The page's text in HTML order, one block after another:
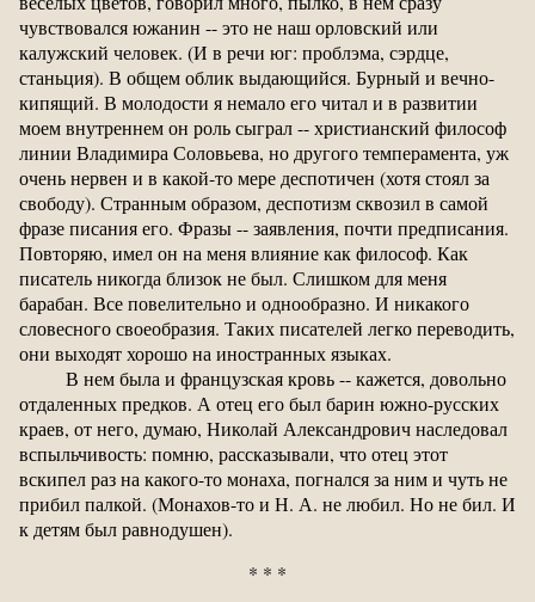
чувствовался южанин -- это не наш орловский или
калужский человек. (И в речи юг: проблэма, сэрдце,
станьция). В общем облик выдающийся. Бурный и вечно-
кипящий. В молодости я немало его читал и в развитии
моем внутреннем он роль сыграл -- христианский философ
линии Владимира Соловьева, но другого темперамента, уж
очень нервен и в какой-то мере деспотичен (хотя стоял за
свободу). Странным образом, деспотизм сквозил в самой
фразе писания его. Фразы -- заявления, почти предписания.
Повторяю, имел он на меня влияние как философ. Как
писатель никогда близок не был. Слишком для меня
барабан. Все повелительно и однообразно. И никакого
словесного своеобразия. Таких писателей легко переводить,
они выходят хорошо на иностранных языках.
В нем была и французская кровь -- кажется, довольно
отдаленных предков. А отец его был барин южно-русских
краев, от него, думаю, Николай Александрович наследовал
вспыльчивость: помню, рассказывали, что отец этот
вскипел раз на какого-то монаха, погнался за ним и чуть не
прибил палкой. (Монахов-то и Н. А. не любил. Но не бил. И
к детям был равнодушен).
* * *